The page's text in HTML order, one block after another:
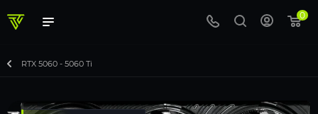
0
RTX 5060 - 5060 Ti